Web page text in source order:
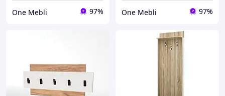
One Mebli 97% One Mebli 97%